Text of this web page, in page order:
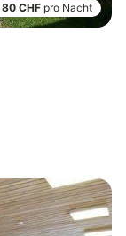
80 CHF pro Nacht